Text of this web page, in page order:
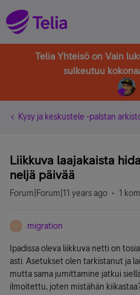
Telia Yhteisö on Vain
sulkeutuu
Kysy ja keskustele -palstan
Liikkuva laajakaista
neljä päivää
Forum|Forum|11 years ago 1
M migration
Ipadissa oleva liikkuva netti on
asti. Asetukset olen tarkistanut ja
mutta sama jumittamine jatkui
ilmoitettu, joten mistähän